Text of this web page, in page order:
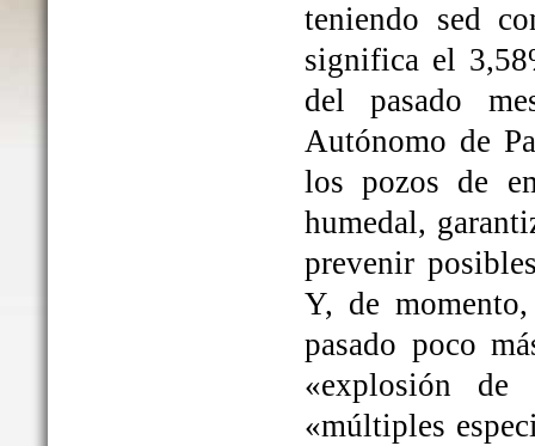
teniendo sed
significa el
del pasado
Autónomo de
los pozos de
humedal,
prevenir
Y, de
pasado poco
«explosión
«múltiples